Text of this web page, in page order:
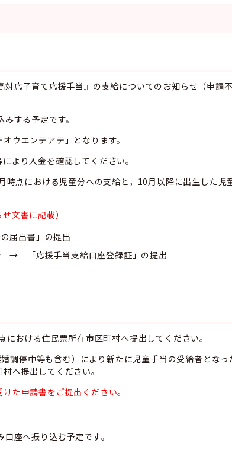
応子育て応援手当』の支給についてのお知らせ（申請
する予定です。
ウエンテアテ」となります。
より入金を確認してください。
点における児童分への支給と，10月以降に出生した児
文書に記載）
届出書」の提出
→ 「応援手当支給口座登録証」の提出
おける住民票所在市区町村へ提出してください。
停中等も含む）により新たに児童手当の受給者となっ
へ提出してください。
た申請書をご提出ください。
座へ振り込む予定です。